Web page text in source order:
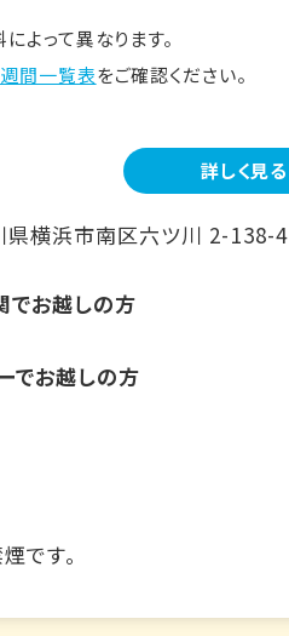
よって異なります。
間一覧表をご確認ください。
詳しく見る
県横浜市南区六ツ川 2-138-4
でお越しの方
でお越しの方
です。